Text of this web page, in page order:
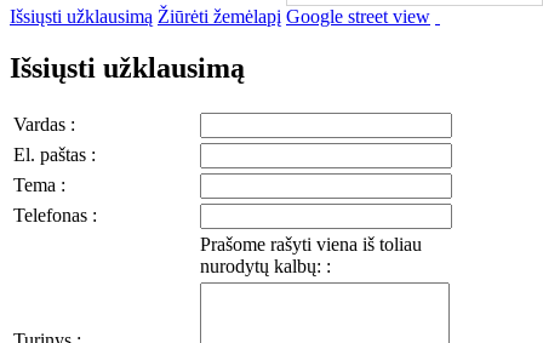
Išsiųsti užklausimą Žiūrėti žemėlapį Google street view
Išsiųsti užklausimą
Vardas :
El. paštas :
Tema :
Telefonas :
Prašome rašyti viena iš toliau
nurodytų kalbų: :